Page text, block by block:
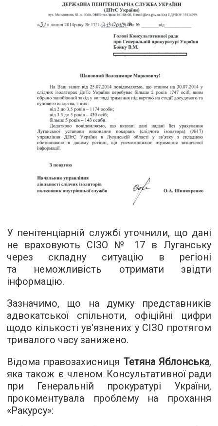
У пенітенціарній службі уточнили, що дані
не враховують СІЗО № 17 в Луганську
через складну ситуацію в регіоні
та неможливість отримати звідти
інформацію.
Зазначимо, що на думку представників
адвокатської спільноти, офіційні цифри
щодо кількості ув'язнених у СІЗО протягом
тривалого часу занижено.
Відома правозахисниця Тетяна Яблонська,
яка також є членом Консультативної ради
при Генеральній прокуратурі України,
прокоментувала проблему на прохання
«Ракурсу»: